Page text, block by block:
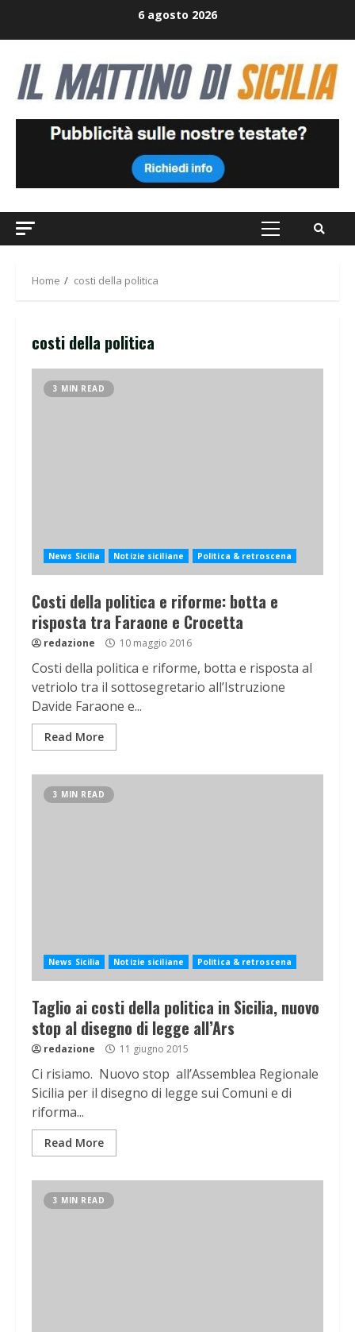
6 agosto 2026
Primary
Home costi della politica
costi della politica
3 MIN READ
News Sicilia Notizie siciliane Politica & retroscena
Costi della politica e riforme: botta e
risposta tra Faraone e Crocetta
redazione 10 maggio 2016
Costi della politica e riforme, botta e risposta al
vetriolo tra il sottosegretario all’Istruzione
Davide Faraone e...
Read More
3 MIN READ
News Sicilia Notizie siciliane Politica & retroscena
Taglio ai costi della politica in Sicilia, nuovo
stop al disegno di legge all’Ars
redazione 11 giugno 2015
Ci risiamo. Nuovo stop all’Assemblea Regionale
Sicilia per il disegno di legge sui Comuni e di
riforma...
Read More
3 MIN READ